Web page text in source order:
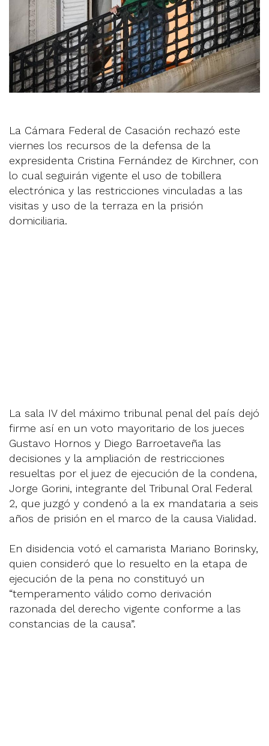
La Cámara Federal de Casación rechazó este
viernes los recursos de la defensa de la
expresidenta Cristina Fernández de Kirchner, con
lo cual seguirán vigente el uso de tobillera
electrónica y las restricciones vinculadas a las
visitas y uso de la terraza en la prisión
domiciliaria.
La sala IV del máximo tribunal penal del país dejó
firme así en un voto mayoritario de los jueces
Gustavo Hornos y Diego Barroetaveña las
decisiones y la ampliación de restricciones
resueltas por el juez de ejecución de la condena,
Jorge Gorini, integrante del Tribunal Oral Federal
2, que juzgó y condenó a la ex mandataria a seis
años de prisión en el marco de la causa Vialidad.
En disidencia votó el camarista Mariano Borinsky,
quien consideró que lo resuelto en la etapa de
ejecución de la pena no constituyó un
“temperamento válido como derivación
razonada del derecho vigente conforme a las
constancias de la causa”.